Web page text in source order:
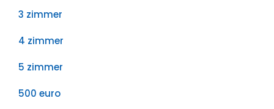
3 zimmer
4 zimmer
5 zimmer
500 euro